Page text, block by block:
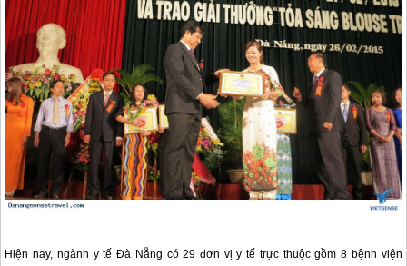
Hiện nay, ngành y tếĐà Nẵng có 29 đơn vị y tế trực thuộc gồm 8 bệnh viện